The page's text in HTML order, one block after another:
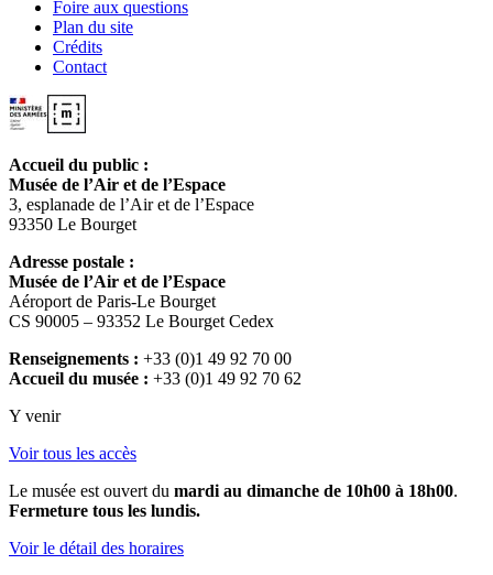
Foire aux questions
Plan du site
Crédits
Contact
Accueil du public :
Musée de l’Air et de l’Espace
3, esplanade de l’Air et de l’Espace
93350 Le Bourget
Adresse postale :
Musée de l’Air et de l’Espace
Aéroport de Paris-Le Bourget
CS 90005 – 93352 Le Bourget Cedex
Renseignements : +33 (0)1 49 92 70 00
Accueil du musée : +33 (0)1 49 92 70 62
Y venir
Voir tous les accès
Le musée est ouvert du mardi au dimanche de 10h00 à 18h00.
Fermeture tous les lundis.
Voir le détail des horaires